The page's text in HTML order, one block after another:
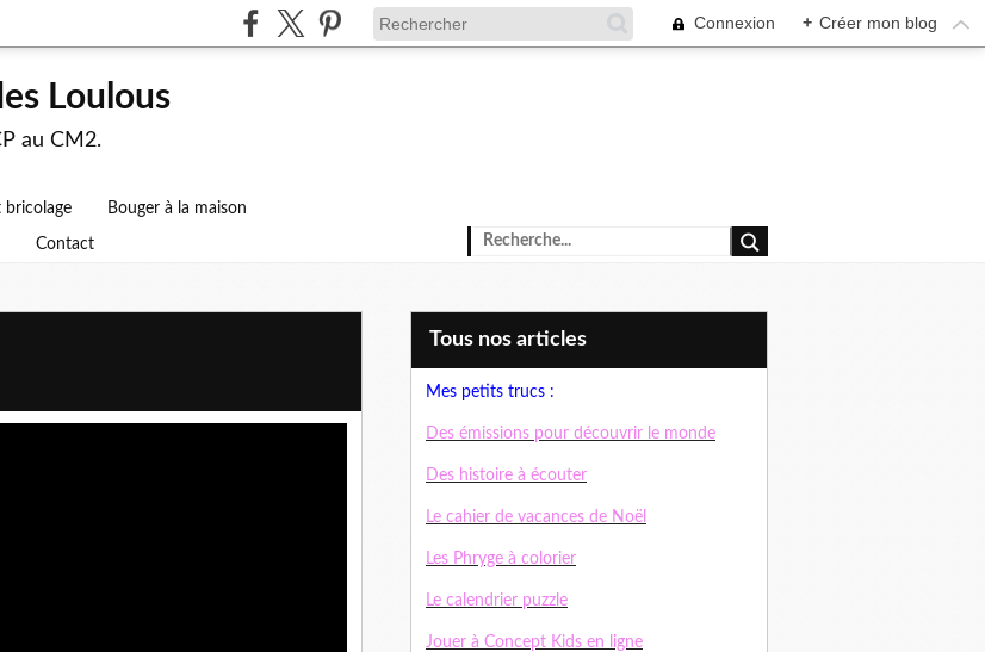
Connexion + Créer mon blog
Loulous
au CM2.
bricolage Bouger à la maison
Contact
Tous nos articles
Mes petits trucs :
Des émissions pour découvrir le monde
Des histoire à écouter
Le cahier de vacances de Noël
Les Phryge à colorier
Le calendrier puzzle
Jouer à Concept Kids en ligne